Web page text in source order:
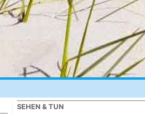
SEHEN & TUN